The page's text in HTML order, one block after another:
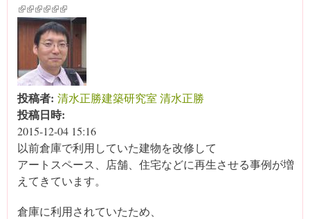
(link is external)
(link is external)
(link is external)
(link is external)
(link is external)
(link is external)
投稿者: 清水正勝建築研究室 清水正勝
投稿日時:
2015-12-04 15:16
以前倉庫で利用していた建物を改修して
アートスペース、店舗、住宅などに再生させる事例が増
えてきています。
倉庫に利用されていたため、